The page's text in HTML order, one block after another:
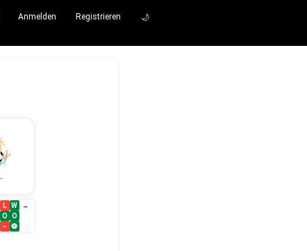
Anmelden Registrieren 🌙
L
O
–
W
O
⚽
→